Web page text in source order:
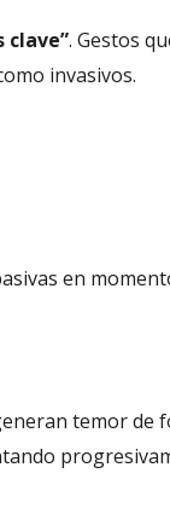
clave”. Gestos
invasivos.
en
temor de